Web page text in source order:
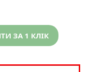
ЗА 1 КЛIК